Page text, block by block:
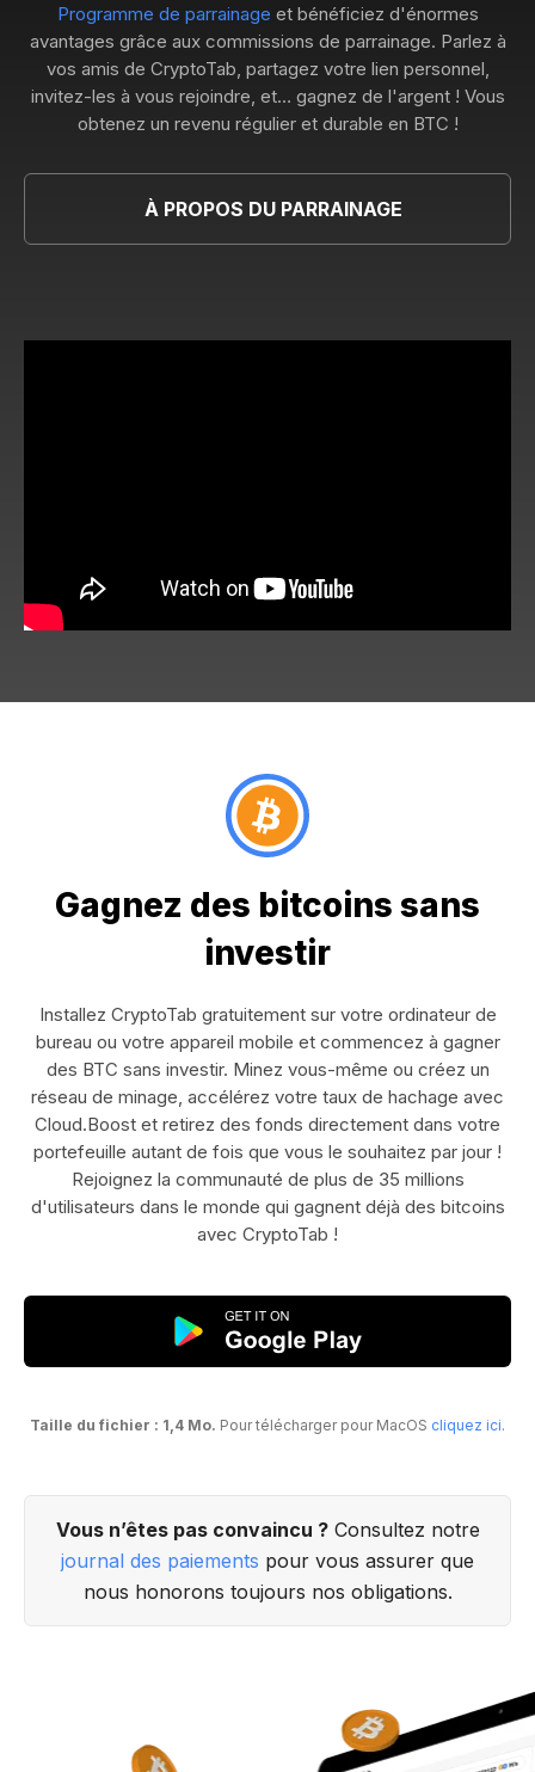
Programme de parrainage et bénéficiez d'énormes
avantages grâce aux commissions de parrainage. Parlez à
vos amis de CryptoTab, partagez votre lien personnel,
invitez-les à vous rejoindre, et… gagnez de l'argent ! Vous
obtenez un revenu régulier et durable en BTC !
À PROPOS DU PARRAINAGE
Gagnez des bitcoins sans
investir
Installez CryptoTab gratuitement sur votre ordinateur de
bureau ou votre appareil mobile et commencez à gagner
des BTC sans investir. Minez vous-même ou créez un
réseau de minage, accélérez votre taux de hachage avec
Cloud.Boost et retirez des fonds directement dans votre
portefeuille autant de fois que vous le souhaitez par jour !
Rejoignez la communauté de plus de 35 millions
d'utilisateurs dans le monde qui gagnent déjà des bitcoins
avec CryptoTab !
Taille du fichier : 1,4 Mo. Pour télécharger pour MacOS cliquez ici.
Vous n’êtes pas convaincu ?Consultez notre
journal des paiements pour vous assurer que
nous honorons toujours nos obligations.